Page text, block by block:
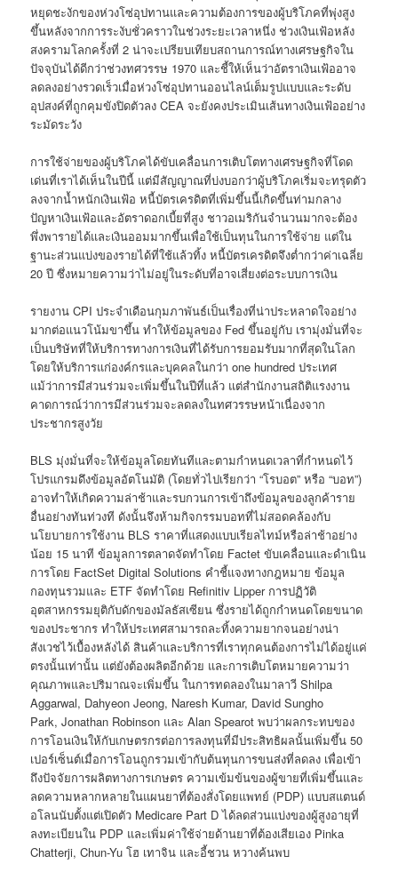
หยุดชะงักของห่วงโซ่อุปทานและความต้องการของผู้บริโภคที่พุ่งสูง
ขึ้นหลังจากการระงับชั่วคราวในช่วงระยะเวลาหนึ่ง ช่วงเงินเฟ้อหลัง
สงครามโลกครั้งที่ 2 น่าจะเปรียบเทียบสถานการณ์ทางเศรษฐกิจใน
ปัจจุบันได้ดีกว่าช่วงทศวรรษ 1970 และชี้ให้เห็นว่าอัตราเงินเฟ้ออาจ
ลดลงอย่างรวดเร็วเมื่อห่วงโซ่อุปทานออนไลน์เต็มรูปแบบและระดับ
อุปสงค์ที่ถูกคุมขังปิดตัวลง CEA จะยังคงประเมินเส้นทางเงินเฟ้ออย่าง
ระมัดระวัง
การใช้จ่ายของผู้บริโภคได้ขับเคลื่อนการเติบโตทางเศรษฐกิจที่โดด
เด่นที่เราได้เห็นในปีนี้ แต่มีสัญญาณที่บ่งบอกว่าผู้บริโภคเริ่มจะทรุดตัว
ลงจากน้ำหนักเงินเฟ้อ หนี้บัตรเครดิตที่เพิ่มขึ้นนี้เกิดขึ้นท่ามกลาง
ปัญหาเงินเฟ้อและอัตราดอกเบี้ยที่สูง ชาวอเมริกันจำนวนมากจะต้อง
พึ่งพารายได้และเงินออมมากขึ้นเพื่อใช้เป็นทุนในการใช้จ่าย ​แต่ใน
ฐานะส่วนแบ่งของรายได้ที่ใช้แล้วทิ้ง หนี้บัตรเครดิตจึงต่ำกว่าค่าเฉลี่ย
20 ปี ซึ่งหมายความว่าไม่อยู่ในระดับที่อาจเสี่ยงต่อระบบการเงิน
รายงาน CPI ประจำเดือนกุมภาพันธ์เป็นเรื่องที่น่าประหลาดใจอย่าง
มากต่อแนวโน้มขาขึ้น ทำให้ข้อมูลของ Fed ขึ้นอยู่กับ เรามุ่งมั่นที่จะ
เป็นบริษัทที่ให้บริการทางการเงินที่ได้รับการยอมรับมากที่สุดในโลก
โดยให้บริการแก่องค์กรและบุคคลในกว่า one hundred ประเทศ
แม้ว่าการมีส่วนร่วมจะเพิ่มขึ้นในปีที่แล้ว แต่สำนักงานสถิติแรงงาน
คาดการณ์ว่าการมีส่วนร่วมจะลดลงในทศวรรษหน้าเนื่องจาก
ประชากรสูงวัย
BLS มุ่งมั่นที่จะให้ข้อมูลโดยทันทีและตามกำหนดเวลาที่กำหนดไว้
โปรแกรมดึงข้อมูลอัตโนมัติ (โดยทั่วไปเรียกว่า “โรบอต” หรือ “บอท”)
อาจทำให้เกิดความล่าช้าและรบกวนการเข้าถึงข้อมูลของลูกค้าราย
อื่นอย่างทันท่วงที ดังนั้นจึงห้ามกิจกรรมบอทที่ไม่สอดคล้องกับ
นโยบายการใช้งาน BLS ราคาที่แสดงแบบเรียลไทม์หรือล่าช้าอย่าง
น้อย 15 นาที ข้อมูลการตลาดจัดทำโดย Factet ขับเคลื่อนและดำเนิน
การโดย FactSet Digital Solutions คำชี้แจงทางกฎหมาย ข้อมูล
กองทุนรวมและ ETF จัดทำโดย Refinitiv Lipper การปฏิวัติ
อุตสาหกรรมยุติกับดักของมัลธัสเซียน ซึ่งรายได้ถูกกำหนดโดยขนาด
ของประชากร ทำให้ประเทศสามารถละทิ้งความยากจนอย่างน่า
สังเวชไว้เบื้องหลังได้ สินค้าและบริการที่เราทุกคนต้องการไม่ได้อยู่แค่
ตรงนั้นเท่านั้น แต่ยังต้องผลิตอีกด้วย และการเติบโตหมายความว่า
คุณภาพและปริมาณจะเพิ่มขึ้น ในการทดลองในมาลาวี Shilpa
Aggarwal, Dahyeon Jeong, Naresh Kumar, David Sungho
Park, Jonathan Robinson และ Alan Spearot พบว่าผลกระทบของ
การโอนเงินให้กับเกษตรกรต่อการลงทุนที่มีประสิทธิผลนั้นเพิ่มขึ้น 50
เปอร์เซ็นต์เมื่อการโอนถูกรวมเข้ากับต้นทุนการขนส่งที่ลดลง เพื่อเข้า
ถึงปัจจัยการผลิตทางการเกษตร ความเข้มข้นของผู้ขายที่เพิ่มขึ้นและ
ลดความหลากหลายในแผนยาที่ต้องสั่งโดยแพทย์ (PDP) แบบสแตนด์
อโลนนับตั้งแต่เปิดตัว Medicare Part D ได้ลดส่วนแบ่งของผู้สูงอายุที่
ลงทะเบียนใน PDP และเพิ่มค่าใช้จ่ายด้านยาที่ต้องเสียเอง Pinka
Chatterji, Chun-Yu โฮ เทาจิน และอี้ชวน หวางค้นพบ